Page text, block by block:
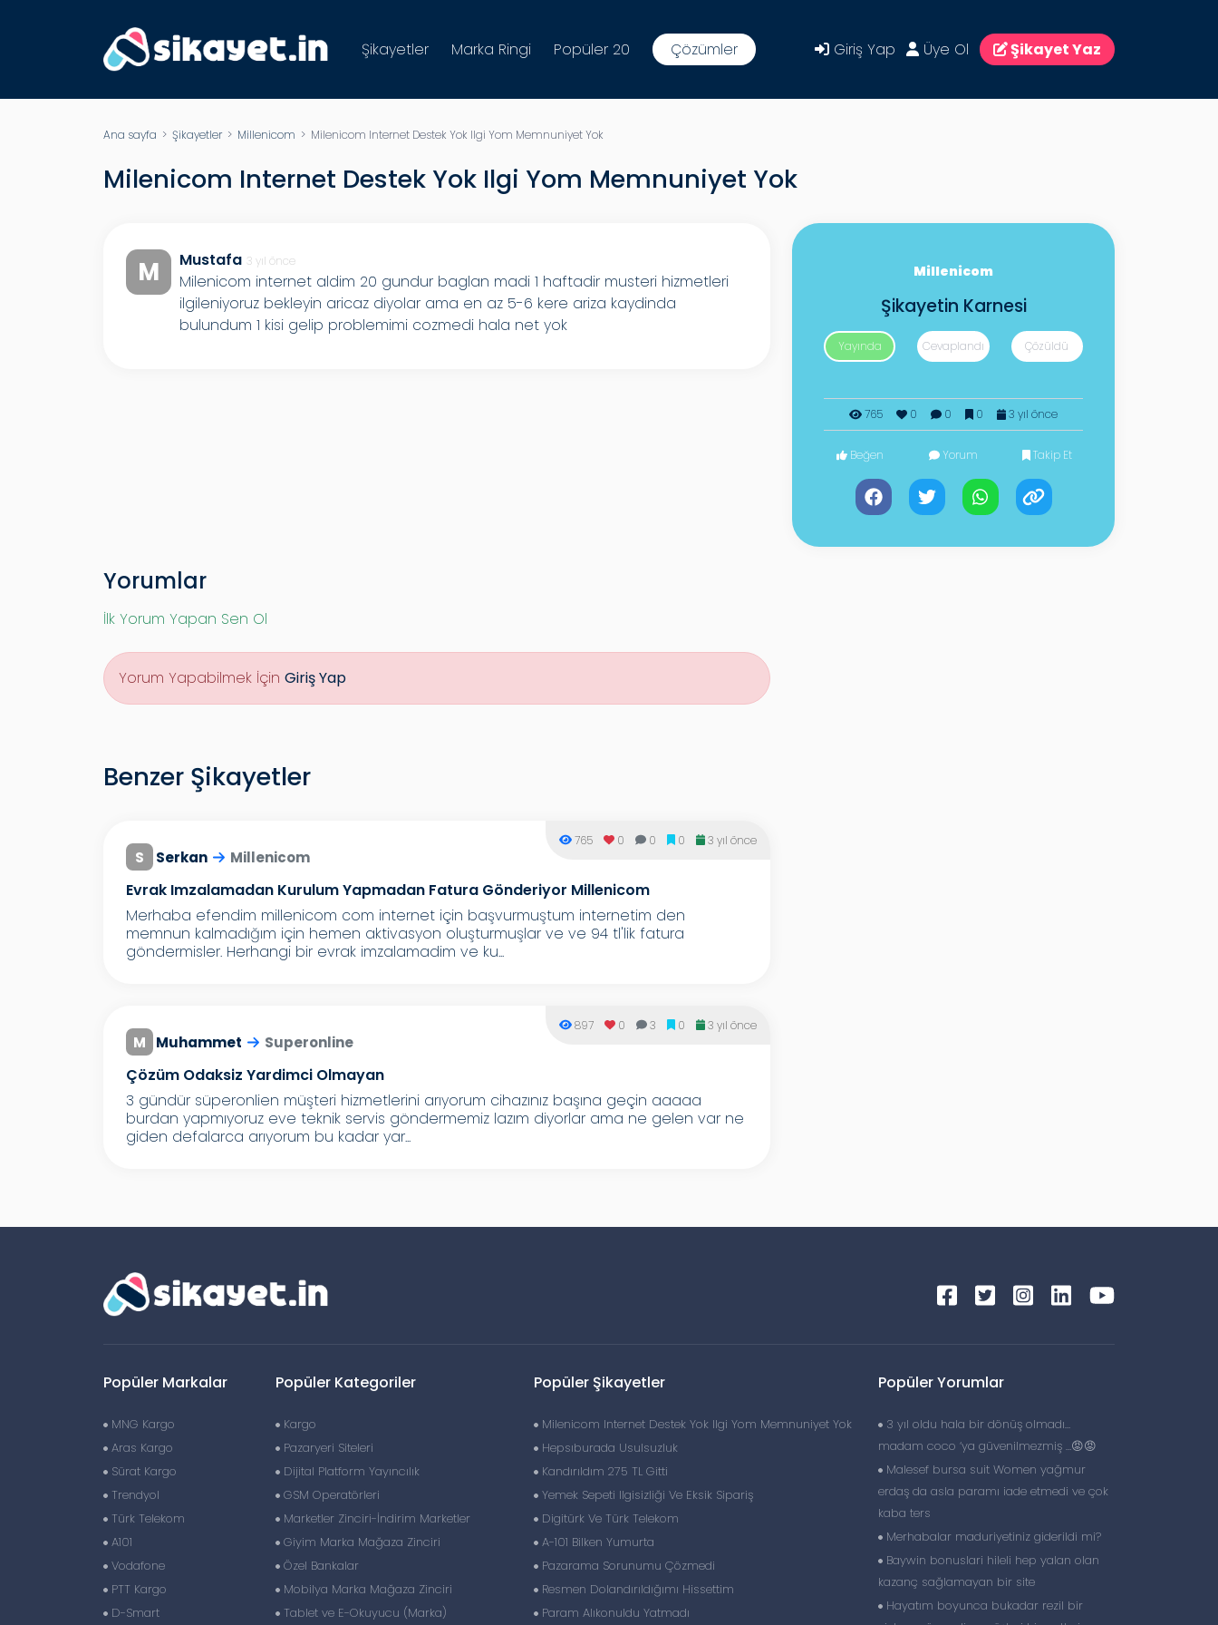
Şikayetler Marka Ringi Popüler 20 Çözümler Giriş Yap Üye Ol Şikayet Yaz
Ana sayfa > Şikayetler> Millenicom > Milenicom Internet Destek Yok Ilgi Yom Memnuniyet Yok
Milenicom Internet Destek Yok Ilgi Yom Memnuniyet Yok
M Mustafa 3 yıl önce
Milenicom internet aldim 20 gundur baglan madi 1 haftadir musteri hizmetleri
ilgileniyoruz bekleyin aricaz diyolar ama en az 5-6 kere ariza kaydinda
bulundum 1 kisi gelip problemimi cozmedi hala net yok
Millenicom
Şikayetin Karnesi
Yayında Cevaplandı Çözüldü
765 0 0 0 3 yıl önce
Beğen Yorum Takip Et
Yorumlar
İlk Yorum Yapan Sen Ol
Yorum Yapabilmek İçin Giriş Yap
Benzer Şikayetler
S Serkan Millenicom
Evrak Imzalamadan Kurulum Yapmadan Fatura Gönderiyor Millenicom
765 0 0 0 3 yıl önce
Merhaba efendim millenicom com internet için başvurmuştum internetim den
memnun kalmadığım için hemen aktivasyon oluşturmuşlar ve ve 94 tl'lik fatura
göndermisler. Herhangi bir evrak imzalamadim ve ku...
M Muhammet Superonline
Çözüm Odaksiz Yardimci Olmayan
897 0 3 0 3 yıl önce
3 gündür süperonlien müşteri hizmetlerini arıyorum cihazınız başına geçin aaaaa
burdan yapmıyoruz eve teknik servis göndermemiz lazım diyorlar ama ne gelen var ne
giden defalarca arıyorum bu kadar yar...
Popüler Markalar
MNG Kargo
Aras Kargo
Sürat Kargo
Trendyol
Türk Telekom
A101
Vodafone
PTT Kargo
D-Smart
Popüler Kategoriler
Kargo
Pazaryeri Siteleri
Dijital Platform Yayıncılık
GSM Operatörleri
Marketler Zinciri-İndirim Marketler
Giyim Marka Mağaza Zinciri
Özel Bankalar
Mobilya Marka Mağaza Zinciri
Tablet ve E-Okuyucu (Marka)
Popüler Şikayetler
Milenicom Internet Destek Yok Ilgi Yom Memnuniyet Yok
Hepsıburada Usulsuzluk
Kandırıldım 275 TL Gitti
Yemek Sepeti Ilgisizliği Ve Eksik Sipariş
Digitürk Ve Türk Telekom
A-101 Bilken Yumurta
Pazarama Sorunumu Çözmedi
Resmen Dolandırıldığımı Hissettim
Param Alıkonuldu Yatmadı
Popüler Yorumlar
3 yıl oldu hala bir dönüş olmadı…
madam coco ‘ya güvenilmezmiş …😡😡
Malesef bursa suit Women yağmur
erdaş da asla paramı iade etmedi ve çok
kaba ters
Merhabalar maduriyetiniz giderildi mi?
Baywin bonuslari hileli hep yalan olan
kazanç sağlamayan bir site
Hayatım boyunca bukadar rezil bir